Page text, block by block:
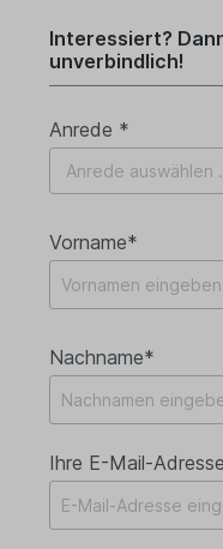
Interessiert?
unverbindlich!
Anrede *
Vorname*
Nachname*
Ihre E-Mail-